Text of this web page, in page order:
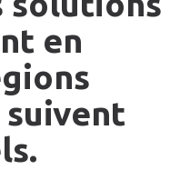
en
suivent